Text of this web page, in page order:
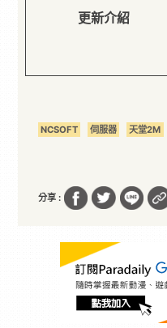
更新介紹
NCSOFT 伺服器 天堂2M
分享 :